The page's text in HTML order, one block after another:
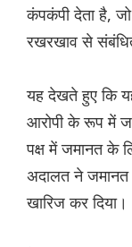
कंपकंपी देता है,
रखरखाव से
यह देखते हुए कि
आरोपी के रूप में
पक्ष में जमानत के
अदालत ने जमानत
खारिज कर दिया।